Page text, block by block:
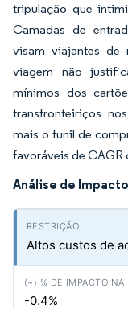
tripulação que
Camadas de
visam viajantes
viagem não
mínimos dos
transfronteiriços
mais o funil de
favoráveis de CAGR
Análise de
Altos custos de
-0.4%